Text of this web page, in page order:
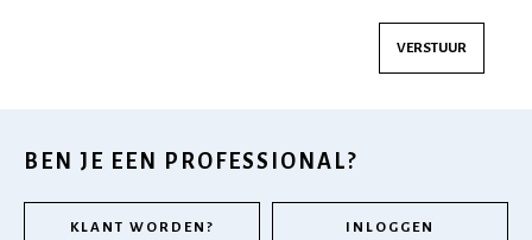
BEN JE EEN PROFESSIONAL?
KLANT WORDEN? INLOGGEN